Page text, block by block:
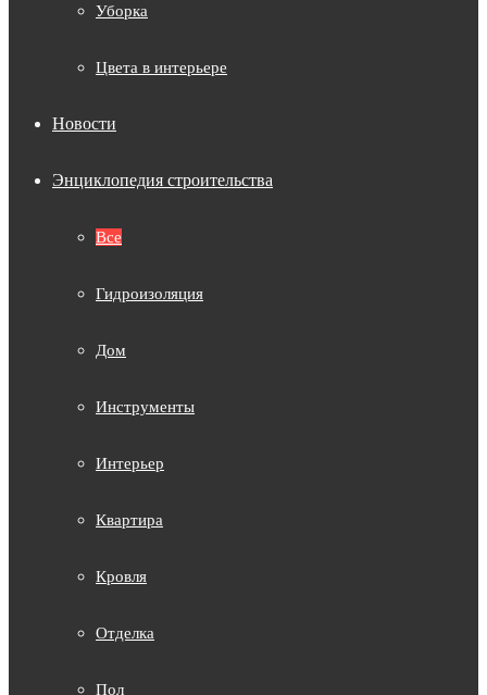
Уборка
Цвета в интерьере
Новости
Энциклопедия строительства
Все
Гидроизоляция
Дом
Инструменты
Интерьер
Квартира
Кровля
Отделка
Пол